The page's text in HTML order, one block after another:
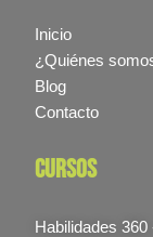
Inicio
¿Quiénes
Blog
Contacto
cursos
Habilidades 360